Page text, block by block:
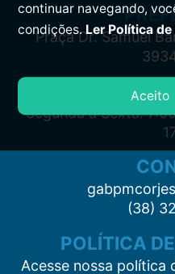
Praça Dr. Samuel
Segunda à Sexta:
(38)
POLÍTICA
Acesse nossa política
continuar navegando,
condições.Ler Política
Aceito